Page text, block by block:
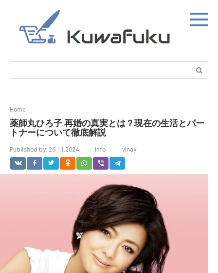
content
Search:
Home
薬師丸ひろ子 再婚の真実とは？現在の生活とパー
トナーについて徹底解説
Published by: 26.11.2024 Info vinay